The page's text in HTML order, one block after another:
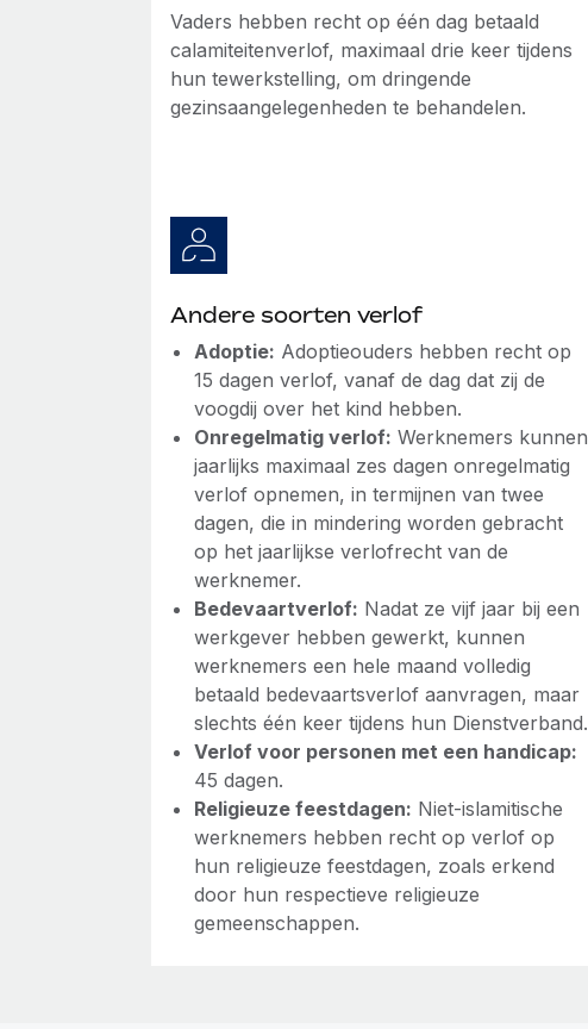
Vaders hebben recht op één dag betaald
calamiteitenverlof, maximaal drie keer tijdens
hun tewerkstelling, om dringende
gezinsaangelegenheden te behandelen.
Andere soorten verlof
Adoptie: Adoptieouders hebben recht op
15 dagen verlof, vanaf de dag dat zij de
voogdij over het kind hebben.
Onregelmatig verlof: Werknemers kunnen
jaarlijks maximaal zes dagen onregelmatig
verlof opnemen, in termijnen van twee
dagen, die in mindering worden gebracht
op het jaarlijkse verlofrecht van de
werknemer.
Bedevaartverlof: Nadat ze vijf jaar bij een
werkgever hebben gewerkt, kunnen
werknemers een hele maand volledig
betaald bedevaartsverlof aanvragen, maar
slechts één keer tijdens hun Dienstverband.
Verlof voor personen met een handicap:
45 dagen.
Religieuze feestdagen: Niet-islamitische
werknemers hebben recht op verlof op
hun religieuze feestdagen, zoals erkend
door hun respectieve religieuze
gemeenschappen.